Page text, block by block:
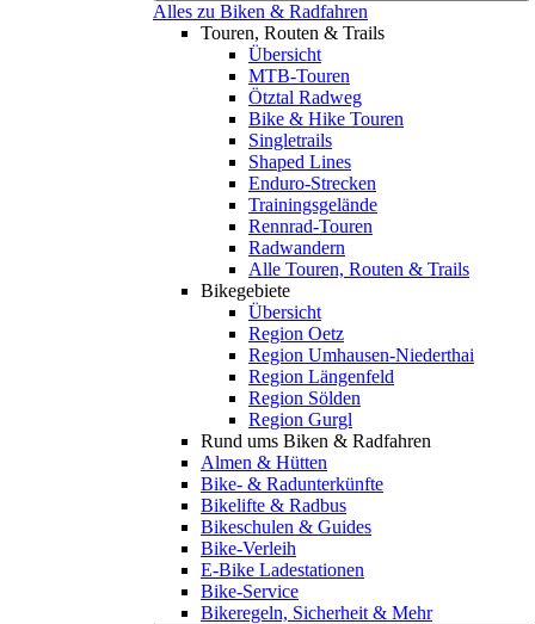
Alles zu Biken & Radfahren
Touren, Routen & Trails
Übersicht
MTB-Touren
Ötztal Radweg
Bike & Hike Touren
Singletrails
Shaped Lines
Enduro-Strecken
Trainingsgelände
Rennrad-Touren
Radwandern
Alle Touren, Routen & Trails
Bikegebiete
Übersicht
Region Oetz
Region Umhausen-Niederthai
Region Längenfeld
Region Sölden
Region Gurgl
Rund ums Biken & Radfahren
Almen & Hütten
Bike- & Radunterkünfte
Bikelifte & Radbus
Bikeschulen & Guides
Bike-Verleih
E-Bike Ladestationen
Bike-Service
Bikeregeln, Sicherheit & Mehr